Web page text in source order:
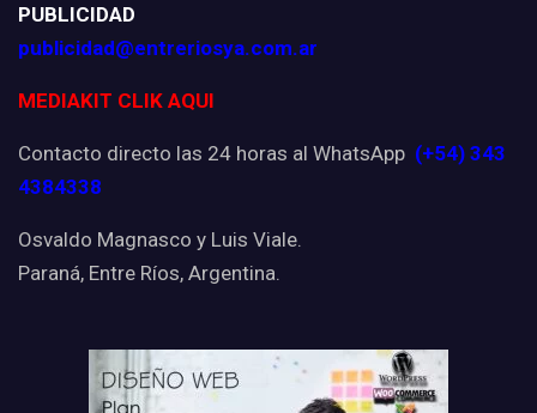
PUBLICIDAD
publicidad@entreriosya.com.ar
MEDIAKIT CLIK AQUI
Contacto directo las 24 horas al WhatsApp (+54) 343
4384338
Osvaldo Magnasco y Luis Viale.
Paraná, Entre Ríos, Argentina.